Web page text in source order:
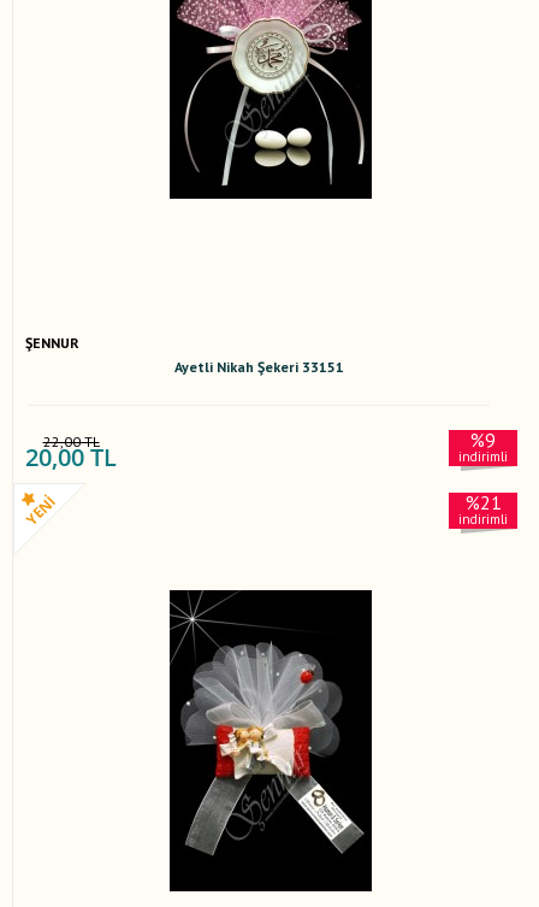
ŞENNUR
Ayetli Nikah Şekeri 33151
22,00 TL
20,00 TL
%9
indirimli
%21
indirimli